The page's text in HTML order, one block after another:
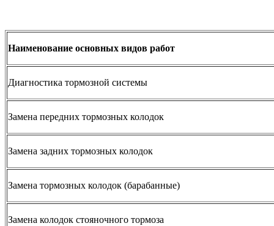
Наименование основных видов работ
Диагностика тормозной системы
Замена передних тормозных колодок
Замена задних тормозных колодок
Замена тормозных колодок (барабанные)
Замена колодок стояночного тормоза